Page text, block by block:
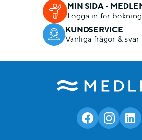
MIN SIDA -
Logga in för
KUNDSERVICE
Vanliga frågor & svar